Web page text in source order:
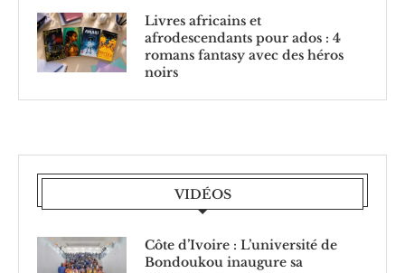
Livres africains et
afrodescendants pour ados : 4
romans fantasy avec des héros
noirs
VIDÉOS
Côte d’Ivoire : L’université de
Bondoukou inaugure sa